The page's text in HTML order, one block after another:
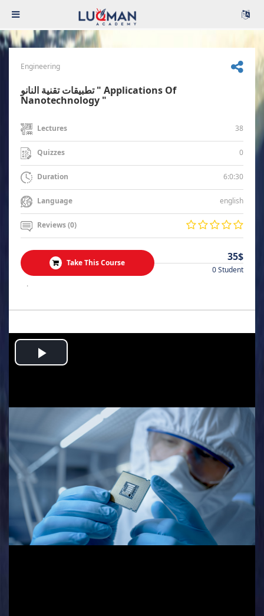
Engineering
تطبيقات تقنية النانو " Applications Of
Nanotechnology "
Lectures 38
Quizzes 0
Duration 6:0:30
Language english
Reviews (0)
Take This Course 35$
0 Student
.
Play